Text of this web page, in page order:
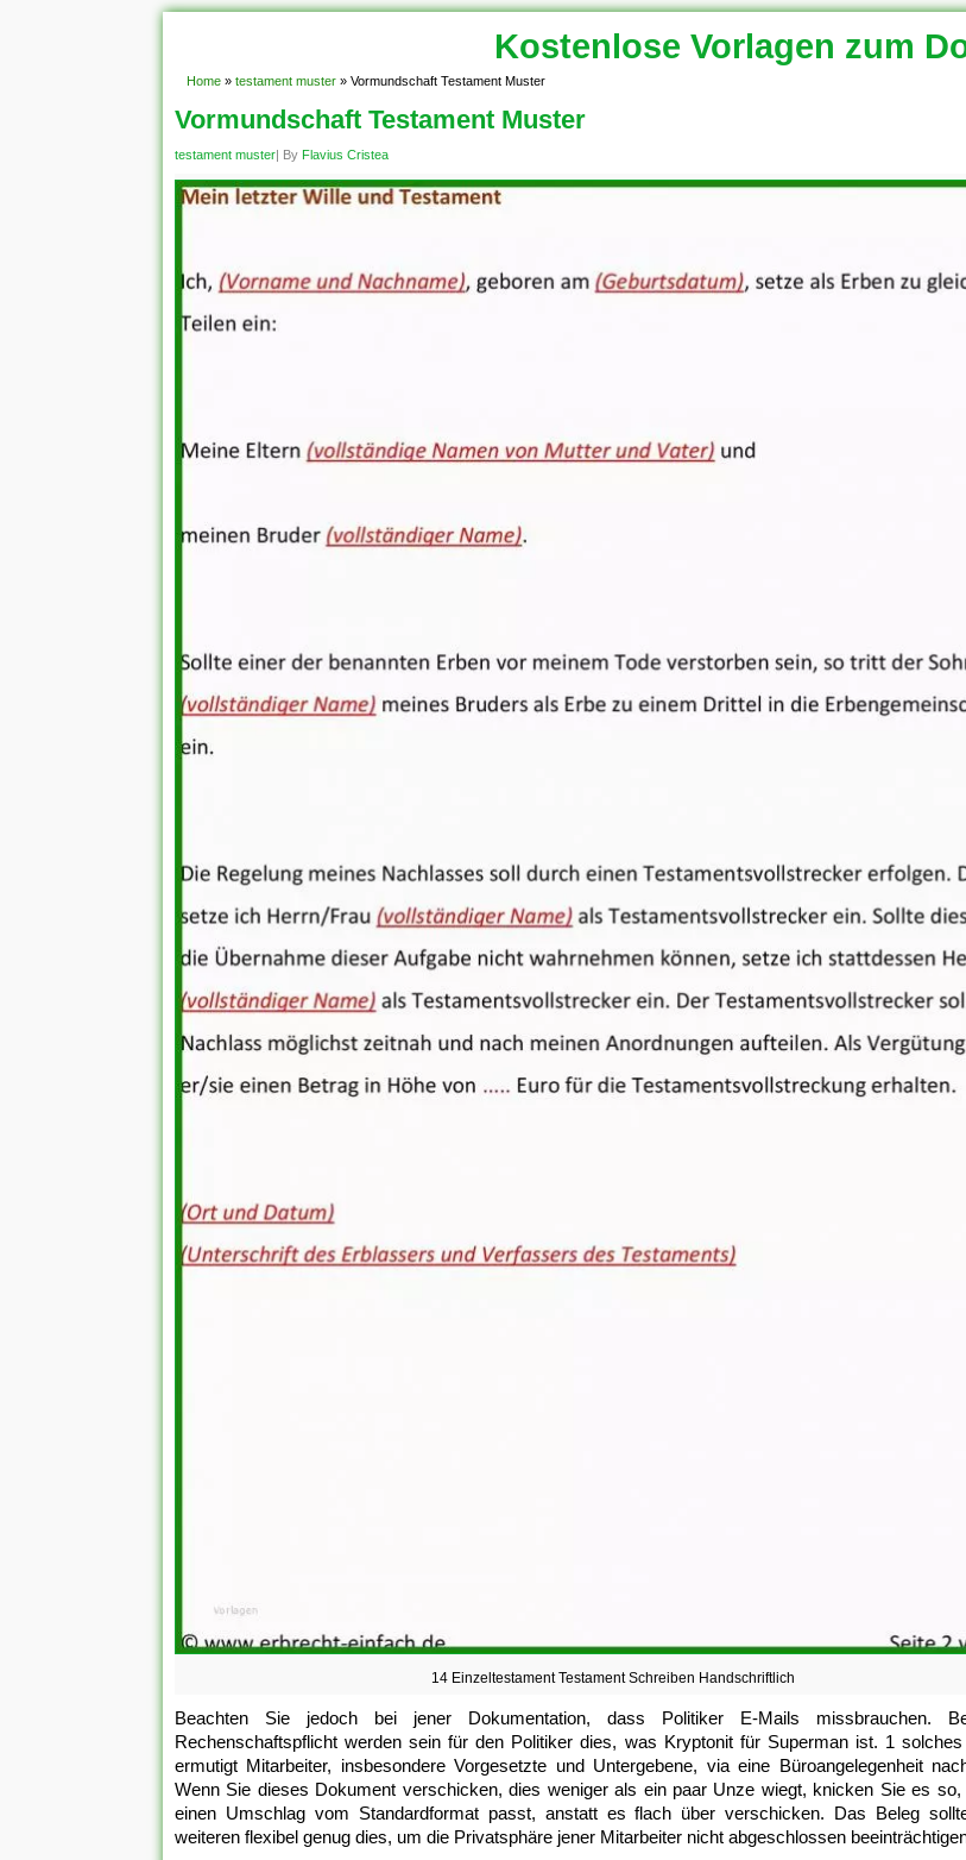
Kostenlose Vorlagen zum
Home » testament muster » Vormundschaft Testament Muster
Vormundschaft Testament Muster
testament muster| By Flavius Cristea
14 Einzeltestament Testament Schreiben Handschriftlich
Beachten Sie jedoch bei jener Dokumentation, dass Politiker E-Mails missbrauchen.
Rechenschaftspflicht werden sein für den Politiker dies, was Kryptonit für Superman ist. 1
ermutigt Mitarbeiter, insbesondere Vorgesetzte und Untergebene, via eine Büroangelegenheit
Wenn Sie dieses Dokument verschicken, dies weniger als ein paar Unze wiegt, knicken Sie es
einen Umschlag vom Standardformat passt, anstatt es flach über verschicken. Das Beleg
weiteren flexibel genug dies, um die Privatsphäre jener Mitarbeiter nicht abgeschlossen